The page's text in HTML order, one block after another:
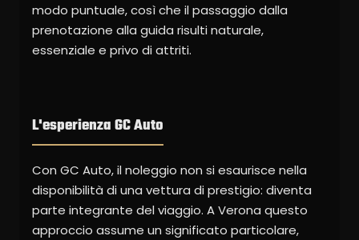
modo puntuale, così che il passaggio dalla
prenotazione alla guida risulti naturale,
essenziale e privo di attriti.
L'esperienza GC Auto
Con GC Auto, il noleggio non si esaurisce nella
disponibilità di una vettura di prestigio: diventa
parte integrante del viaggio. A Verona questo
approccio assume un significato particolare,